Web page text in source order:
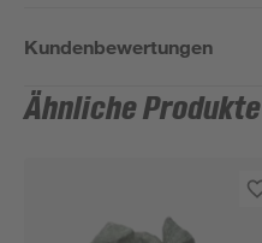
Kundenbewertungen
Ähnliche Produkte